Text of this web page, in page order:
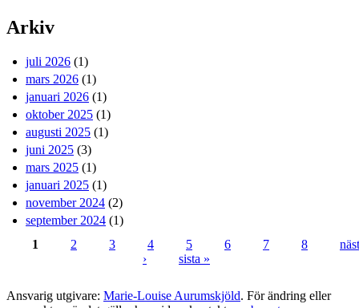
Arkiv
juli 2026 (1)
mars 2026 (1)
januari 2026 (1)
oktober 2025 (1)
augusti 2025 (1)
juni 2025 (3)
mars 2025 (1)
januari 2025 (1)
november 2024 (2)
september 2024 (1)
1 2 3 4 5 6 7 8
›
sista »
Ansvarig utgivare: Marie-Louise Aurumskjöld. För ändring eller